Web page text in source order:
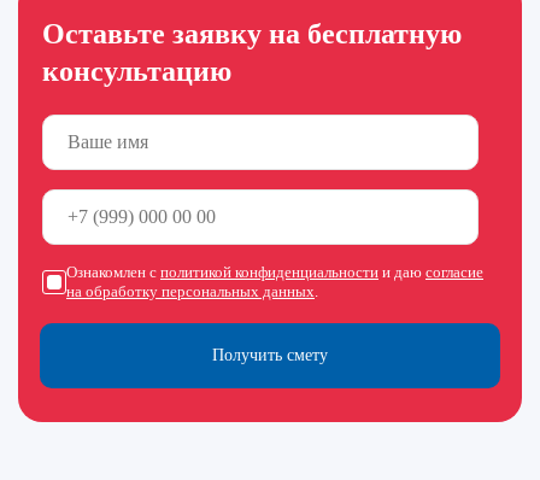
Оставьте заявку на бесплатную
консультацию
Получить смету
Ознакомлен с политикой конфиденциальности и даю согласие
на обработку персональных данных.